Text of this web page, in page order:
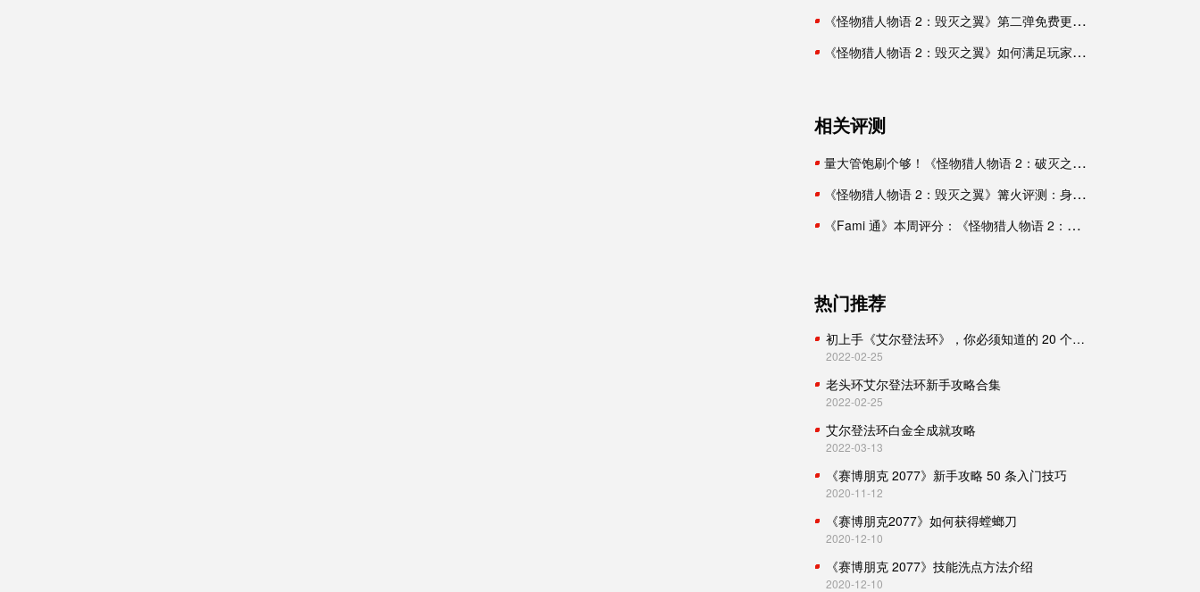
《怪物猎人物语 2：毁灭之翼》第二弹免费更新：追加共斗限定绚辉龙
《怪物猎人物语 2：毁灭之翼》如何满足玩家对「类宝可梦」的期待？
相关评测
量大管饱刷个够！《怪物猎人物语 2：破灭之翼》体验介绍
《怪物猎人物语 2：毁灭之翼》篝火评测：身心愉悦的简单冒险
《Fami 通》本周评分：《怪物猎人物语 2：毁灭之翼》36 分进入白金殿堂
热门推荐
初上手《艾尔登法环》，你必须知道的 20 个小技巧
2022-02-25
老头环艾尔登法环新手攻略合集
2022-02-25
艾尔登法环白金全成就攻略
2022-03-13
《赛博朋克 2077》新手攻略 50 条入门技巧
2020-11-12
《赛博朋克2077》如何获得螳螂刀
2020-12-10
《赛博朋克 2077》技能洗点方法介绍
2020-12-10